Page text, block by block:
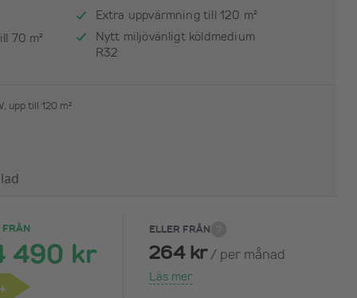
70 m²
Extra uppvärmning till 120 m²
Nytt miljövänligt köldmedium
R32
upp till 120 m²
490 kr
ELLER FRÅN
264 kr/ per månad
Läs mer